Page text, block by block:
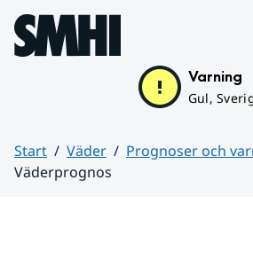
Hoppa till sidans innehåll
Varning
Gul,
Start Väder
Prognoser och
Väderprognos